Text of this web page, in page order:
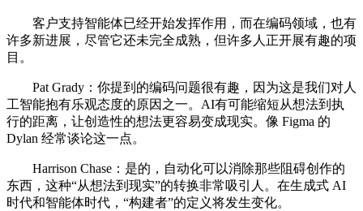
客户支持智能体已经开始发挥作用，而在编码领域，也有
许多新进展，尽管它还未完全成熟，但许多人正开展有趣的项
目。
Pat Grady：你提到的编码问题很有趣，因为这是我们对人
工智能抱有乐观态度的原因之一。AI有可能缩短从想法到执
行的距离，让创造性的想法更容易变成现实。像 Figma 的
Dylan 经常谈论这一点。
Harrison Chase：是的，自动化可以消除那些阻碍创作的
东西，这种“从想法到现实”的转换非常吸引人。在生成式 AI
时代和智能体时代，“构建者”的定义将发生变化。